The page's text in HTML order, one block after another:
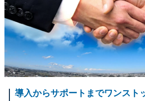
導入からサポートまでワンスト